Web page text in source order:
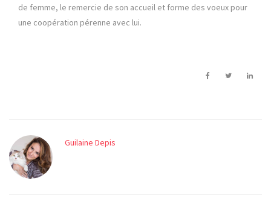
de femme, le remercie de son accueil et forme des voeux pour
une coopération pérenne avec lui.
Guilaine Depis